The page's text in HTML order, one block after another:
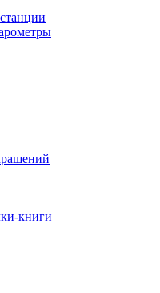
книги